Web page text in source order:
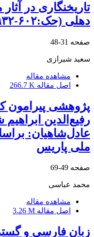
تاریخنگاری در
دهلی (حک:۶۰۲-۹۳۲)
صفحه 31-48
سعید شیرازی
مشاهده مقاله
اصل مقاله 266.7 K
پژوهشی پیرامون
رفیع‌الدین
عادل‌شاهیان:
ملی پاریس
صفحه 49-69
محمد عباسی
مشاهده مقاله
اصل مقاله 3.26 M
زبان فارسی و